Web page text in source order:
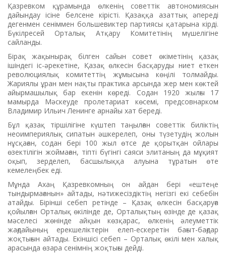
Қазревком құрамында өлкенің советтік автономиясын
дайындау ісіне белсене кірісті. Қазаққа азаттық әпереді
дегенмен сеніммен большевиктер партиясы қатарына кірді.
Бүкілресей Орталық Атқару Комитетінің мүшелігіне
сайланды.
Бірақ жақынырақ білген сайын совет өкіметінің қазақ
ішіндегі іс-әрекетіне, Қазақ өлкесін басқаруды ниет еткен
революциялық комитеттің жұмысына көңілі толмайды.
Жариялы ұран мен нақты практика арсында жер мен көктей
айырмашылық бар екенін көреді. Содан 1920 жылғы 17
мамырда Мәскеуде пролетариат көсемі, предсовнарком
Владимир Ильич Ленинге арнайы хат береді.
Бұл қазақ тіршілігіне күштеп таңылған советтік биліктің
неоимпериялық сипатын әшкерелеп, оны түзетудің жолын
нұсқаған, содан бері 100 жыл өтсе де қорытқан ойлары
өзектілігін жоймаған, тіпті бүгінгі саяси элитаның да мұқият
оқып, зерделеп, басшылыққа алуына тұратын өте
кемелеңбек еді.
Мұнда Ахаң Қазревкомның он айдан бері «ештеңе
тындырмағанын» айтады, нәтижесіздіктің негізгі екі себебін
атайды. Бірінші себеп ретінде – Қазақ өлкесін басқаруға
қойылған Орталық өкілінде де, Орталықтың өзінде де қазақ
мәселесі жөнінде айқын көзқарас, өлкенің әлеуметтік
жағдайының ерекшеліктерін елеп-ескеретін бағыт-бағдар
жоқтығын айтады. Екіншісі себеп – Орталық өкілі мен халық
арасында өзара сенімнің жоқтығы дейді.